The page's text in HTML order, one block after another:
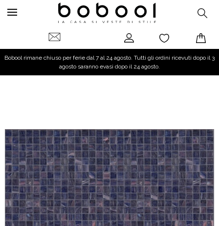
Bobool rimane chiuso per ferie dal 7 al 24 agosto. Tutti gli ordini ricevuti dopo il 3
agosto saranno evasi dopo il 24 agosto.